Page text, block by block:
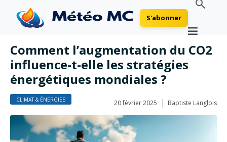
S'abonner
Comment l’augmentation du CO2
influence-t-elle les stratégies
énergétiques mondiales ?
CLIMAT & ÉNERGIES 20 février 2025 Baptiste Langlois